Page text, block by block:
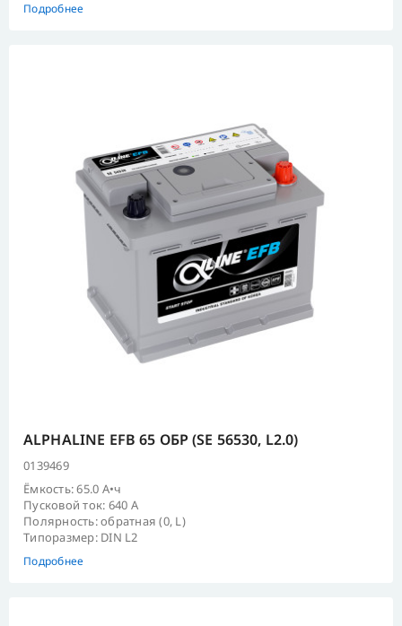
Подробнее
ALPHALINE EFB 65 ОБР (SE 56530, L2.0)
0139469
Ёмкость: 65.0 А•ч
Пусковой ток: 640 А
Полярность: обратная (0, L)
Типоразмер: DIN L2
Подробнее